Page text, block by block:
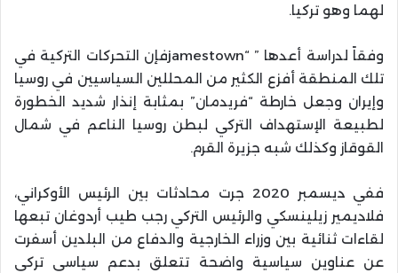
لهما وهو تركيا.
وفقاً لدراسة أعدها ” “jamestownفإن التحركات التركية في
تلك المنطقة أفزع الكثير من المحللين السياسيين في روسيا
وإيران وجعل خارطة “فريدمان” بمثابة إنذار شديد الخطورة
لطبيعة الإستهداف التركي لبطن روسيا الناعم في شمال
القوقاز وكذلك شبه جزيرة القرم.
ففي ديسمبر 2020 جرت محادثات بين الرئيس الأوكراني،
فلاديمير زيلينسكي والرئيس التركي رجب طيب أردوغان تبعها
لقاءات ثنائية بين وزراء الخارجية والدفاع من البلدين أسفرت
عن عناوين سياسية واضحة تتعلق بدعم سياسي تركي